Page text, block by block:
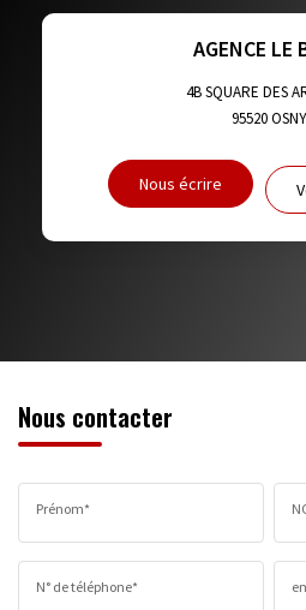
DISTANCE DE L'AÉROPORT :
RESTAURANTS ET CAFÉS
AGENCE LE
4B SQUARE DES
95520OSNY
Nous écrire
Nous contacter
Prénom*
N° de téléphone*